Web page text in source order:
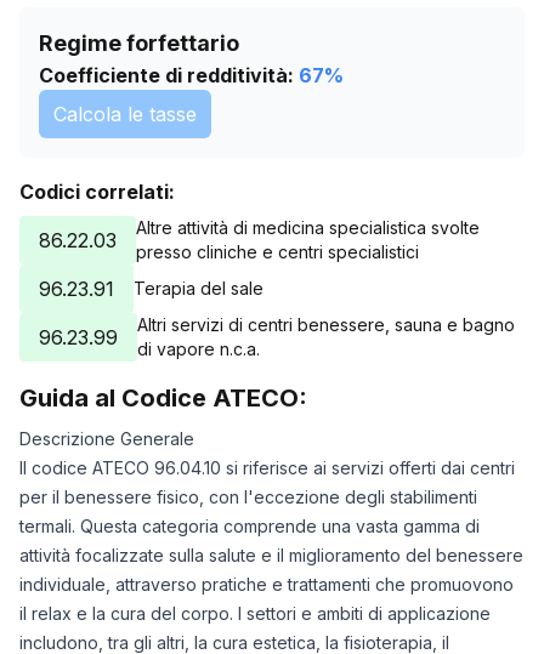
Regime forfettario
Coefficiente di redditività: 67%
Calcola le tasse
Codici correlati:
86.22.03
Altre attività di medicina specialistica svolte
presso cliniche e centri specialistici
96.23.91 Terapia del sale
96.23.99
Altri servizi di centri benessere, sauna e bagno
di vapore n.c.a.
Guida al Codice ATECO:
Descrizione Generale
Il codice ATECO 96.04.10 si riferisce ai servizi offerti dai centri
per il benessere fisico, con l'eccezione degli stabilimenti
termali. Questa categoria comprende una vasta gamma di
attività focalizzate sulla salute e il miglioramento del benessere
individuale, attraverso pratiche e trattamenti che promuovono
il relax e la cura del corpo. I settori e ambiti di applicazione
includono, tra gli altri, la cura estetica, la fisioterapia, il